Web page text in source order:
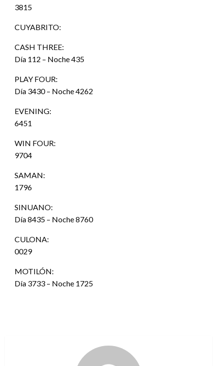
3815
CUYABRITO:
CASH THREE:
Día 112 – Noche 435
PLAY FOUR:
Día 3430 – Noche 4262
EVENING:
6451
WIN FOUR:
9704
SAMAN:
1796
SINUANO:
Día 8435 – Noche 8760
CULONA:
0029
MOTILÓN:
Día 3733 – Noche 1725